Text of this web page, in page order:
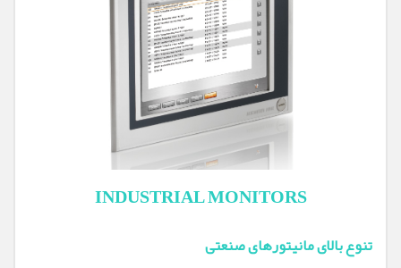
INDUSTRIAL MONITORS
تنوع بالای مانیتورهای صنعتی